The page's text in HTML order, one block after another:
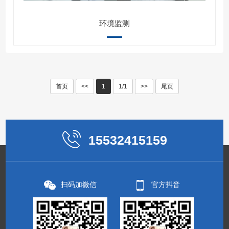
环境监测
首页 << 1 1/1 >> 尾页
15532415159
扫码加微信 官方抖音